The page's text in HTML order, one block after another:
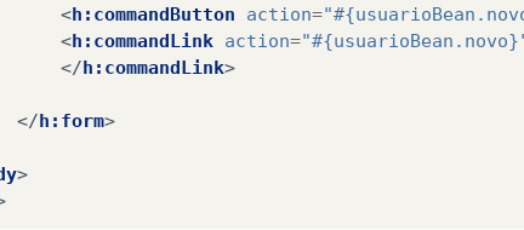
<h:commandButton action=
<h:commandLink action=
</h:commandLink>
</h:form>
>